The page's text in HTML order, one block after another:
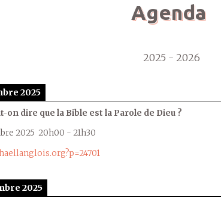
Agenda
2025 - 2026
2025
on dire que la Bible est la Parole de Dieu ?
2025 20h00 - 21h30
2025